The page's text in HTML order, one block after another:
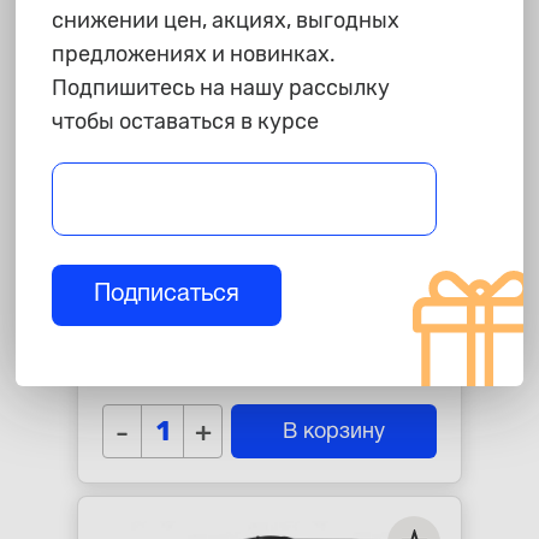
1 099 ₽
Оплетка PSV "Drive Corner",
черная, M, скош.низ
- + В корзину
снижении цен, акциях, выгодных
предложениях и новинках.
Подпишитесь на нашу рассылку
чтобы оставаться в курсе
Подписаться